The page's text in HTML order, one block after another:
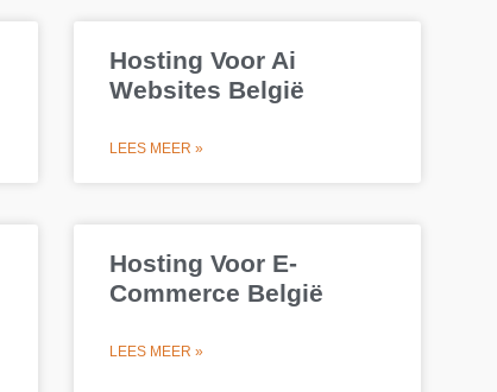
Hosting Voor Ai
Websites België
LEES MEER »
Hosting Voor E-
Commerce België
LEES MEER »